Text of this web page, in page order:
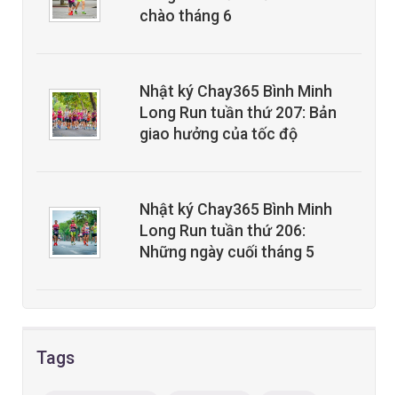
chào tháng 6
Nhật ký Chay365 Bình Minh
Long Run tuần thứ 207: Bản
giao hưởng của tốc độ
Nhật ký Chay365 Bình Minh
Long Run tuần thứ 206:
Những ngày cuối tháng 5
Tags